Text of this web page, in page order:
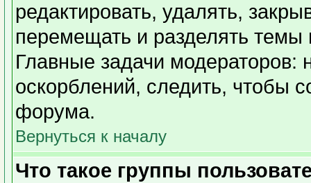
редактировать, удалять,
перемещать и разделять темы
Главные задачи модераторов:
оскорблений, следить, чтобы
форума.
Вернуться к началу
Что такое группы